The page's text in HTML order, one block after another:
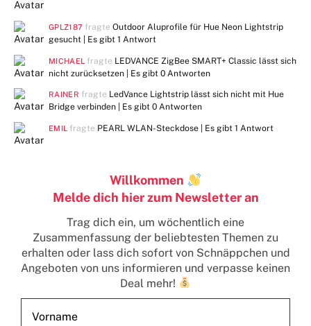
GPLZ187 fragteOutdoor Aluprofile für Hue Neon Lightstrip
gesucht | Es gibt 1 Antwort
MICHAEL fragte LEDVANCE ZigBee SMART+ Classic lässt sich
nicht zurücksetzen | Es gibt 0 Antworten
RAINER fragte LedVance Lightstrip lässt sich nicht mit Hue
Bridge verbinden | Es gibt 0 Antworten
EMIL fragte PEARL WLAN-Steckdose | Es gibt1 Antwort
Willkommen
Melde dich hier zum Newsletter an
Trag dich ein, um wöchentlich eine
Zusammenfassung der beliebtesten Themen zu
erhaltenoder lass dich sofort von Schnäppchen und
Angeboten von uns informieren und verpasse keinen
Deal mehr!